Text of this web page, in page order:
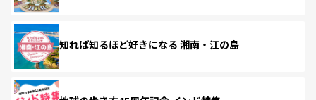
知れば知るほど好きになる 湘南・江の島